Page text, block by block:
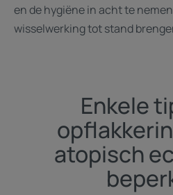
en de hygiëne in acht te
wisselwerking tot stand
Enkele
atopisch